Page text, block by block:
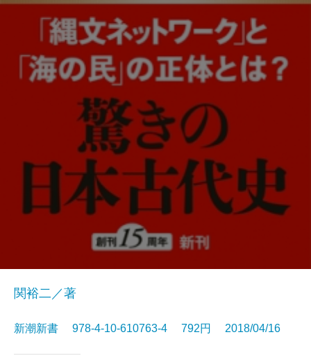
関裕二／著
新潮新書 978-4-10-610763-4 792円 2018/04/16